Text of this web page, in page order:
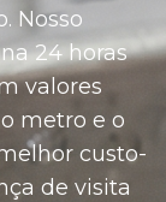
Nosso
24 horas
valores
metro e o
custo-
de visita